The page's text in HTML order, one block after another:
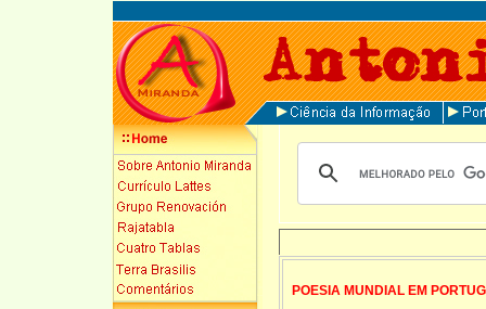
POESIA MUNDIAL EM